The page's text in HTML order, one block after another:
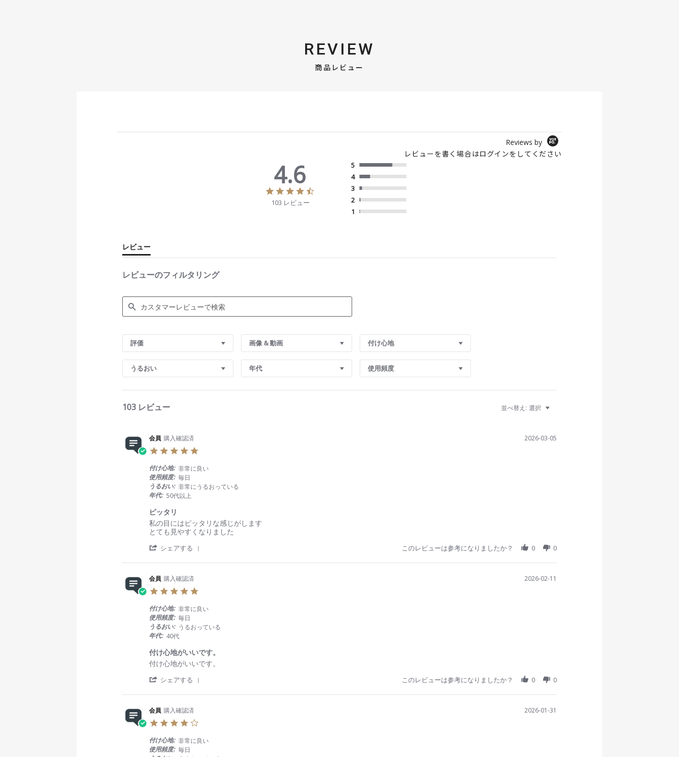
REVIEW
商品レビュー
レビューを書く場合はログインをしてください
Reviews by
4.6
a
103 レビュー
5
4
3
2
1
レビュー
レビューのフィルタリング
e
評価 画像 & 動画 付け心地
うるおい 年代 使用頻度
103 レビュー 並べ替え: 選択
会員 購入確認済
0
t
a
a
t
i
付け心地: 非常に良い
使用頻度: 毎日
うるおい: 非常にうるおっている
年代: 50代以上
2026-03-05
ピッタリ
R
e
i
w
b
y
会
o
n
5
M
r
2
0
2
r
e
i
w
s
t
a
i
n
g
ピ
タ
リ
私の目にはピッタリな感じがします
とても見やすくなりました
シェアする
h
e
i
b
y
会
n
0
このレビューは参考になりましたか？ 0 0
会員 購入確認済
0
t
r
a
t
g
付け心地: 非常に良い
使用頻度: 毎日
うるおい: うるおっている
年代: 40代
2026-02-11
付け心地がいいです。
R
v
e
w
b
y
員
o
r
v
e
w
s
t
t
i
付け心地がいいです。
シェアする
h
e
このレビューは参考になりましたか？ 0 0
会員 購入確認済
0
付け心地: 非常に良い
使用頻度: 毎日
2026-01-31